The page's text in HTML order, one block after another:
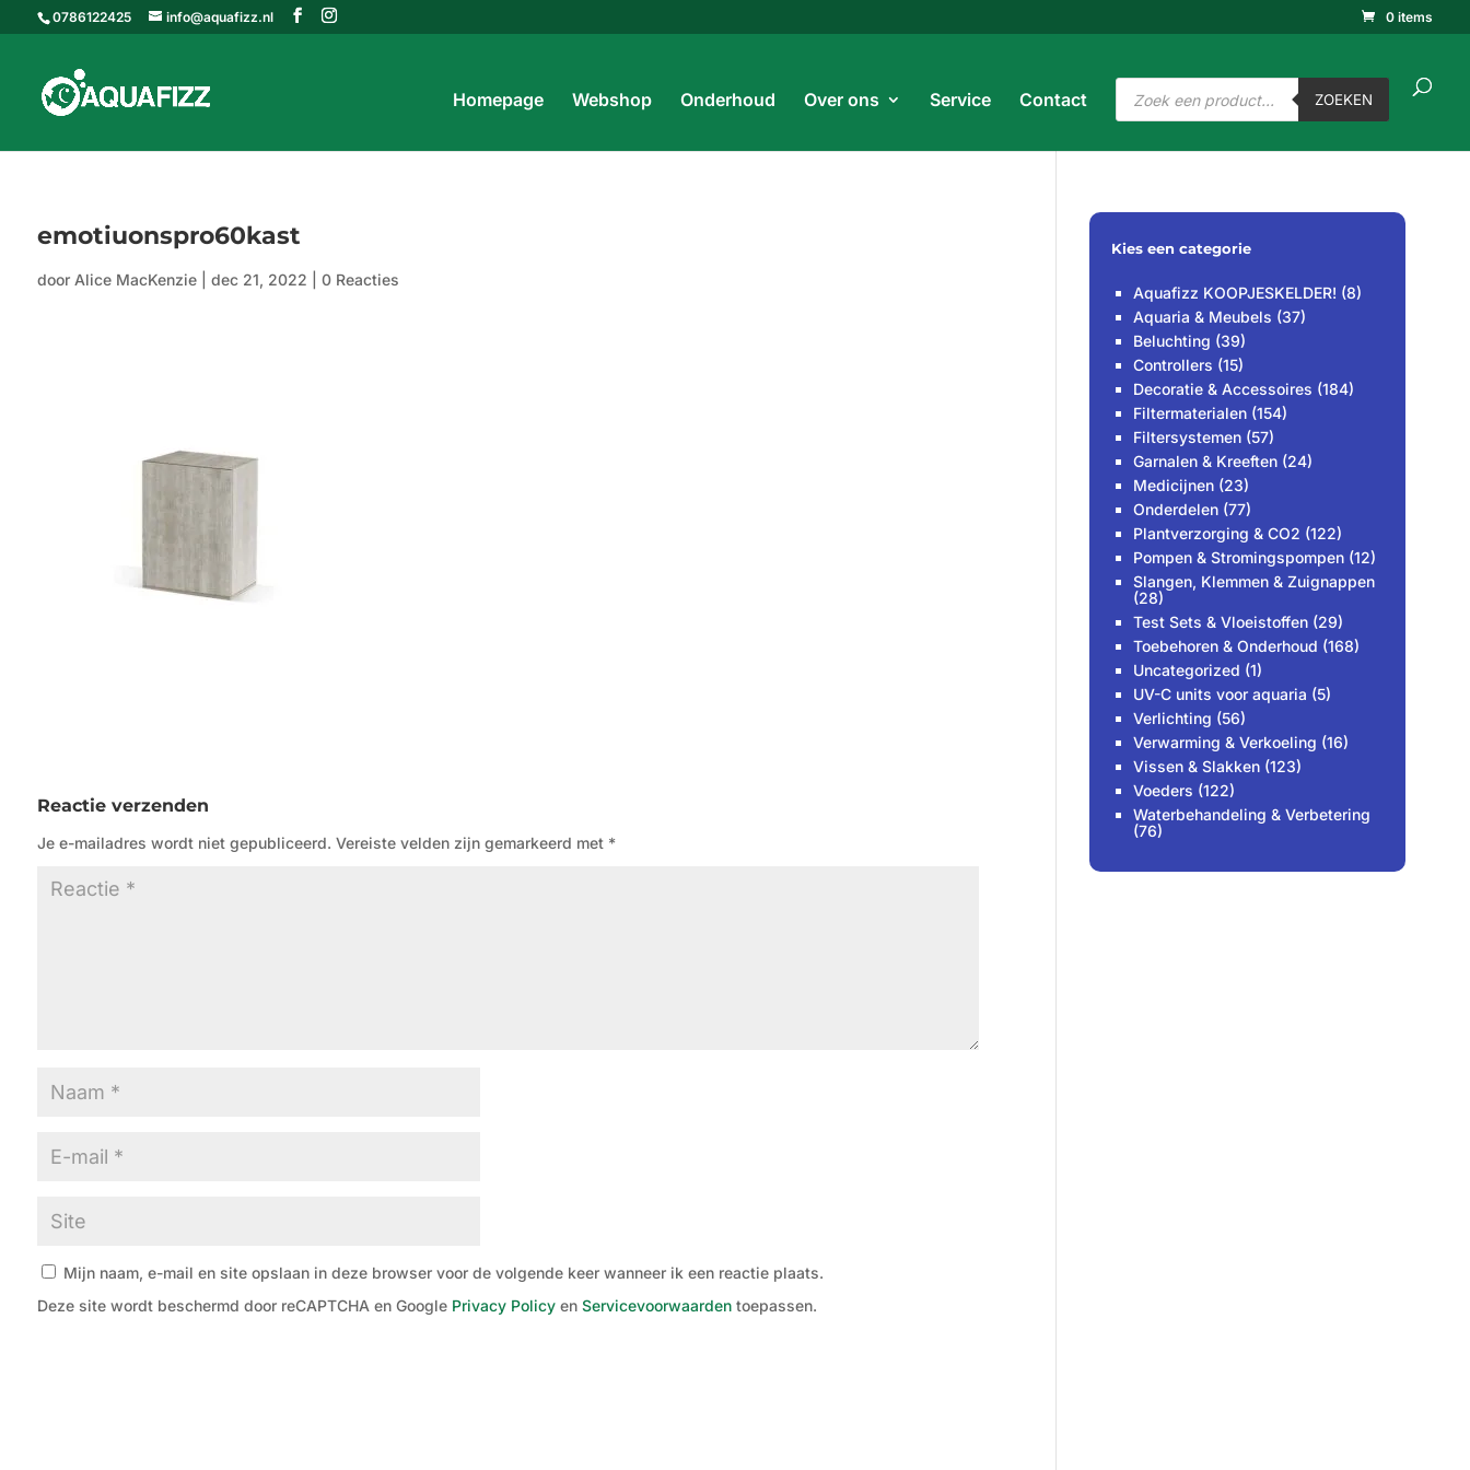
0786122425 info@aquafizz.nl 0 items
Homepage Webshop Onderhoud Over ons Service Contact
Producten
zoeken
ZOEKEN
Producten
emotiuonspro60kast
door Alice MacKenzie| dec 21, 2022 0 Reacties
Reactie verzenden
Je e-mailadres wordt niet gepubliceerd. Vereiste velden zijn gemarkeerd met *
Mijn naam, e-mail en site opslaan in deze browser voor de volgende keer wanneer ik een reactie plaats.
Deze site wordt beschermd door reCAPTCHA en Google Privacy Policyen Servicevoorwaardentoepassen.
Kies een categorie
Aquafizz KOOPJESKELDER! (8)
Aquaria & Meubels (37)
Beluchting (39)
Controllers (15)
Decoratie & Accessoires (184)
Filtermaterialen (154)
Filtersystemen (57)
Garnalen & Kreeften (24)
Medicijnen (23)
Onderdelen (77)
Plantverzorging & CO2 (122)
Pompen & Stromingspompen (12)
Slangen, Klemmen & Zuignappen
(28)
Test Sets & Vloeistoffen (29)
Toebehoren & Onderhoud (168)
Uncategorized (1)
UV-C units voor aquaria (5)
Verlichting (56)
Verwarming & Verkoeling (16)
Vissen & Slakken (123)
Voeders (122)
Waterbehandeling & Verbetering
(76)